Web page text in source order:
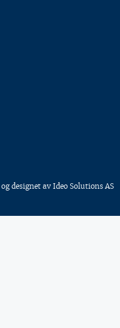
og designet av Ideo Solutions AS